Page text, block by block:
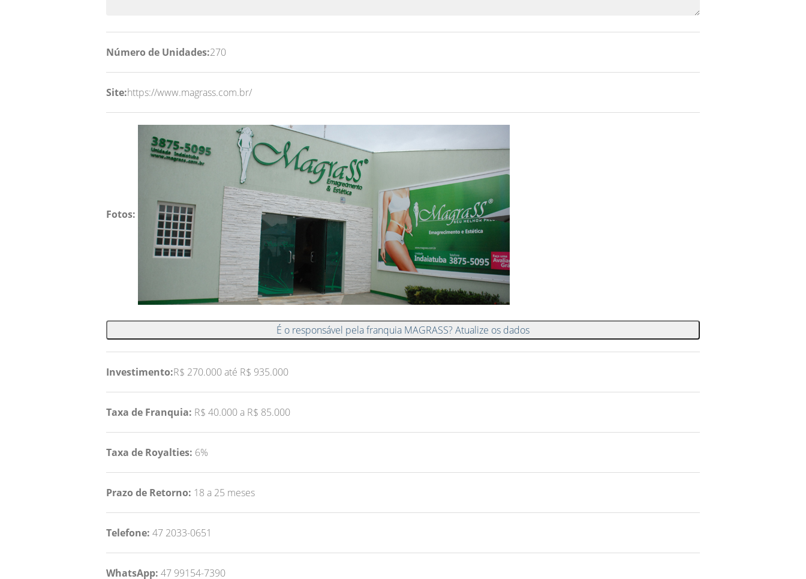
Número de Unidades:270
Site:https://www.magrass.com.br/
Fotos:
É o responsável pela franquia MAGRASS? Atualize os dados
Investimento:R$ 270.000 até R$ 935.000
Taxa de Franquia: R$ 40.000 a R$ 85.000
Taxa de Royalties: 6%
Prazo de Retorno: 18 a 25 meses
Telefone: 47 2033-0651
WhatsApp: 47 99154-7390